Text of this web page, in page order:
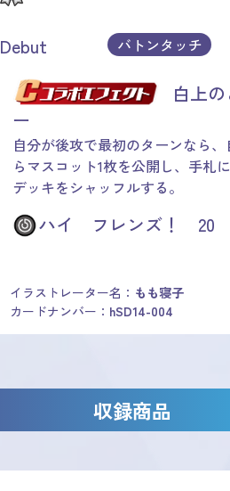
Debut バトンタッチ
白上
ー
自分が後攻で最初のターンなら
らマスコット1枚を公開し、手札
デッキをシャッフルする。
ハイ フレンズ！ 20
イラストレーター名： もも寝子
カードナンバー： hSD14-004
収録商品